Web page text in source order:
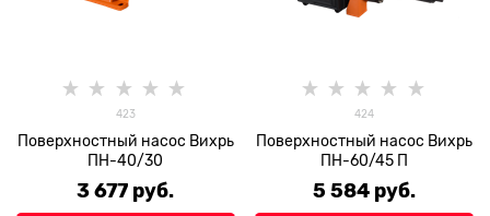
423
Поверхностный насос Вихрь
ПН-40/30
3 677 руб.
424
Поверхностный насос Вихрь
ПН-60/45 П
5 584 руб.